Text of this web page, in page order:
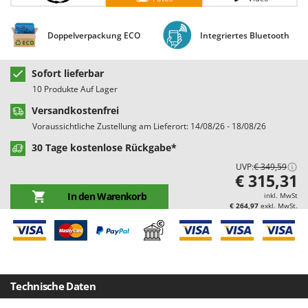
Bodenreinigungsmaschinen
Brutmaschinen Inkubatoren
Bürsten für den Außenbereich
D Dampfreiniger und Dampfbesen
E
Einachsschlepper
Elektrische Tauchpumpen
Erntenetze für Obst und Oliven
F
Feder Grubber
Fensterreiniger
Fleischwolf
Barbieri
Batavia
Beper
Berkel
Bernardi
Besser Vacuum
Beta tools
Bissell
Black & Decker
Blue Bird
Bomet
Doppelverpackung ECO Integriertes Bluetooth
Sofort lieferbar
10 Produkte Auf Lager
Versandkostenfrei
Voraussichtliche Zustellung am Lieferort: 14/08/26 - 18/08/26
30 Tage kostenlose Rückgabe*
UVP:€ 349,59
In den Warenkorb
€ 315,31
inkl. MwSt
€ 264,97 exkl. MwSt.
Technische Daten